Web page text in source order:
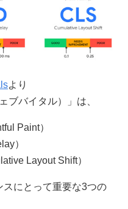
より
バイタル）」は、
Paint）
）
Layout Shift）
スにとって重要な3つの